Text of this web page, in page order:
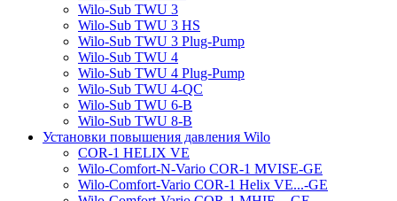
Wilo-Sub TWU 3
Wilo-Sub TWU 3 HS
Wilo-Sub TWU 3 Plug-Pump
Wilo-Sub TWU 4
Wilo-Sub TWU 4 Plug-Pump
Wilo-Sub TWU 4-QC
Wilo-Sub TWU 6-B
Wilo-Sub TWU 8-B
Установки повышения давления Wilo
COR-1 HELIX VE
Wilo-Comfort-N-Vario COR-1 MVISE-GE
Wilo-Comfort-Vario COR-1 Helix VE...-GE